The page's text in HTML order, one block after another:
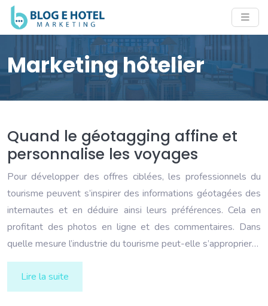
Marketing hôtelier
Quand le géotagging affine et
personnalise les voyages
Pour développer des offres ciblées, les professionnels du
tourisme peuvent s’inspirer des informations géotagées des
internautes et en déduire ainsi leurs préférences. Cela en
profitant des photos en ligne et des commentaires. Dans
quelle mesure l’industrie du tourisme peut-elle s’approprier…
Lire la suite